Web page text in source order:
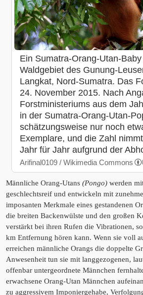
Ein Sumatra-Orang-Utan-
Waldgebiet des Gunung-
Langkat, Nord-Sumatra. Das
24. November 2015. Nach
Forstministeriums aus dem
in der Sumatra-Orang-Utan-
schätzungsweise nur noch
Exemplare, und die Zahl
Jahr für Jahr aufgrund der
Arifinal0109 / Wikimedia Commons
Männliche Orang-Utans (Pongo) werden
geschlechtsreif und entwickeln mit
imposanten Merkmale eines gestandenen
die breiten Backenwülste und den großen
verstärkt bei ihren Rufen die Vibrationen,
km Entfernung hören kann. Wenn sie voll
erreichen männliche Orangs die doppelte
Anwesenheit tun sie mit langgezogenen,
offenbar untergeordnete Männchen
erwachsene Orang-Utan Männchen
zu aggressivem Imponiergehabe,